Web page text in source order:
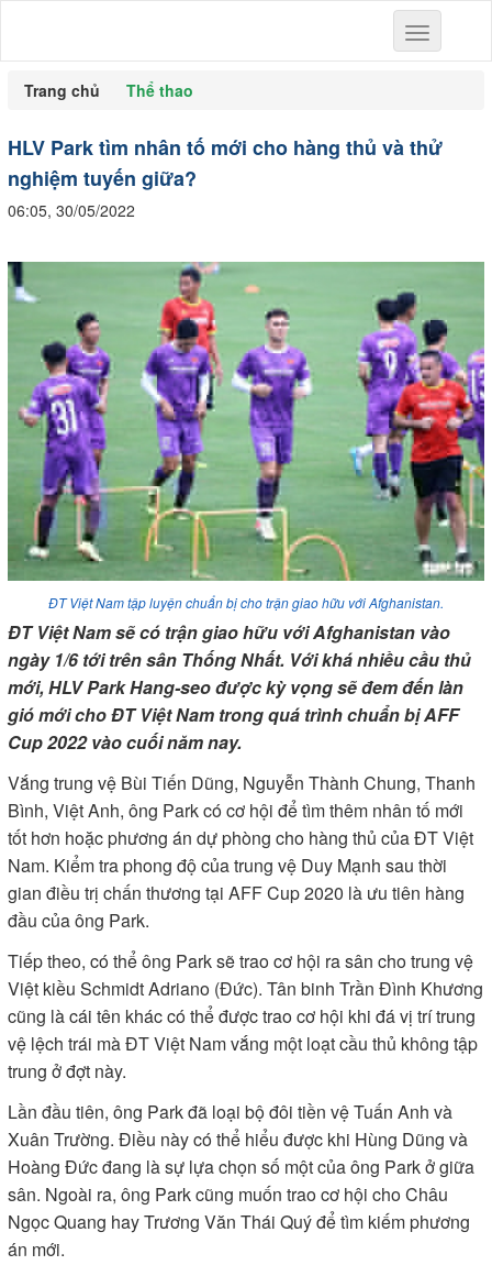
Toggle
navigation
Trang chủ
Thể thao
HLV Park tìm nhân tố mới cho hàng thủ và thử
nghiệm tuyến giữa?
06:05, 30/05/2022
ĐT Việt Nam tập luyện chuẩn bị cho trận giao hữu với Afghanistan.
ĐT Việt Nam sẽ có trận giao hữu với Afghanistan vào
ngày 1/6 tới trên sân Thống Nhất. Với khá nhiều cầu thủ
mới, HLV Park Hang-seo được kỳ vọng sẽ đem đến làn
gió mới cho ĐT Việt Nam trong quá trình chuẩn bị AFF
Cup 2022 vào cuối năm nay.
Vắng trung vệ Bùi Tiến Dũng, Nguyễn Thành Chung, Thanh
Bình, Việt Anh, ông Park có cơ hội để tìm thêm nhân tố mới
tốt hơn hoặc phương án dự phòng cho hàng thủ của ĐT Việt
Nam. Kiểm tra phong độ của trung vệ Duy Mạnh sau thời
gian điều trị chấn thương tại AFF Cup 2020 là ưu tiên hàng
đầu của ông Park.
Tiếp theo, có thể ông Park sẽ trao cơ hội ra sân cho trung vệ
Việt kiều Schmidt Adriano (Đức). Tân binh Trần Đình Khương
cũng là cái tên khác có thể được trao cơ hội khi đá vị trí trung
vệ lệch trái mà ĐT Việt Nam vắng một loạt cầu thủ không tập
trung ở đợt này.
Lần đầu tiên, ông Park đã loại bộ đôi tiền vệ Tuấn Anh và
Xuân Trường. Điều này có thể hiểu được khi Hùng Dũng và
Hoàng Đức đang là sự lựa chọn số một của ông Park ở giữa
sân. Ngoài ra, ông Park cũng muốn trao cơ hội cho Châu
Ngọc Quang hay Trương Văn Thái Quý để tìm kiếm phương
án mới.